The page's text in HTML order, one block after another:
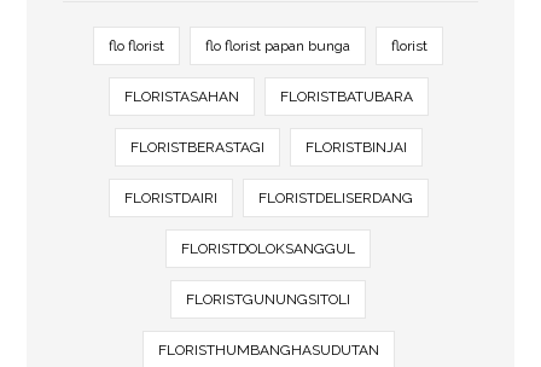
flo florist flo florist papan bunga florist
FLORISTASAHAN FLORISTBATUBARA
FLORISTBERASTAGI FLORISTBINJAI
FLORISTDAIRI FLORISTDELISERDANG
FLORISTDOLOKSANGGUL
FLORISTGUNUNGSITOLI
FLORISTHUMBANGHASUDUTAN